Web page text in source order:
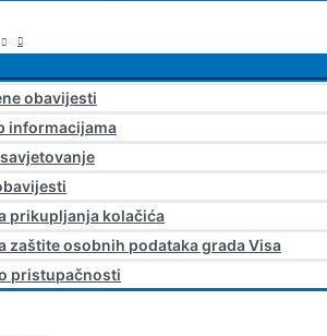
obavijesti
informacijama
prikupljanja kolačića
zaštite osobnih podataka grada Visa
pristupačnosti